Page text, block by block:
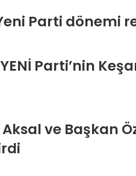
Parti dönemi
Parti’nin
ve Başkan